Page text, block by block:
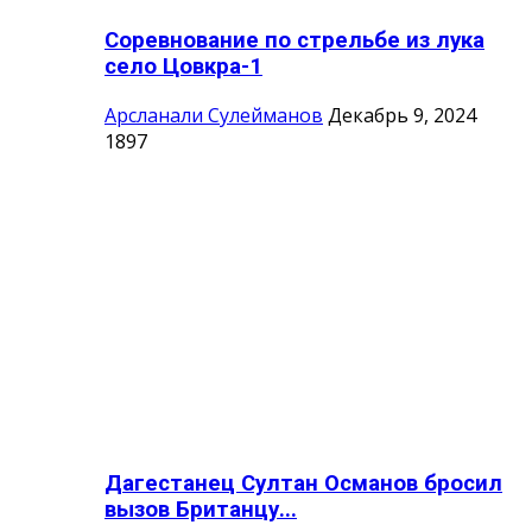
Соревнование по стрельбе из лука
село Цовкра-1
Арсланали Сулейманов Декабрь 9, 2024
1897
Дагестанец Султан Османов бросил
вызов Британцу...